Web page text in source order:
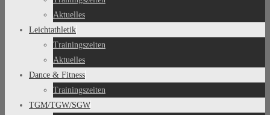
Aktuelles
Leichtathletik
Trainingszeiten
Aktuelles
Dance & Fitness
Trainingszeiten
TGM/TGW/SGW